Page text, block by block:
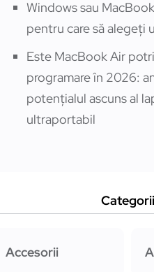
Windows sau
pentru care să alegeți
Este MacBook Air
programare în 2026:
potențialul ascuns al
ultraportabil
Categorii
Accesorii